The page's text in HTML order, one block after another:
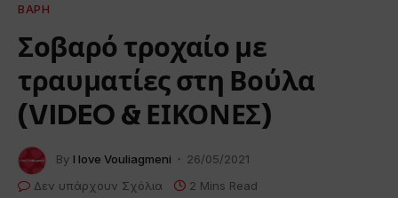
ΒΆΡΗ
Σοβαρό τροχαίο με
τραυματίες στη Βούλα
(VIDEO & ΕΙΚΟΝΕΣ)
By I love Vouliagmeni
26/05/2021
Δεν υπάρχουν Σχόλια
2 Mins Read